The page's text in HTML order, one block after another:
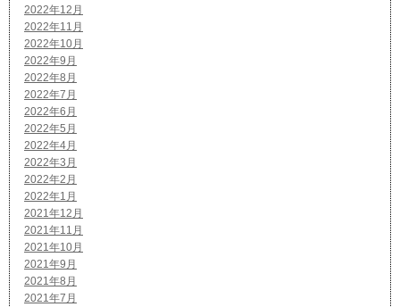
2022年12月
2022年11月
2022年10月
2022年9月
2022年8月
2022年7月
2022年6月
2022年5月
2022年4月
2022年3月
2022年2月
2022年1月
2021年12月
2021年11月
2021年10月
2021年9月
2021年8月
2021年7月